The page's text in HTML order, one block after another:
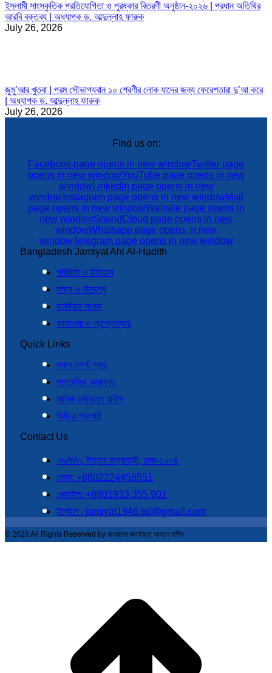
ইসলামী সাংস্কৃতিক প্রতিযোগিতা ও পুরষ্কার বিতরণী অনুষ্ঠান-২০২৬ | প্রধান অতিথির
আরবি বক্তব্য | অধ্যাপক ড. আব্দুল্লাহ ফারুক
July 26, 2026
জুমু’আর খুতবা | পরম সৌভাগ্যবান ১০ শ্রেণীর লোক যাদের জন্য ফেরেশতারা দু’আ করে
| অধ্যাপক ড. আব্দুল্লাহ ফারুক
July 26, 2026
Find us on:
Facebook page opens in new windowTwitter page
opens in new windowYouTube page opens in new
windowLinkedin page opens in new
windowInstagram page opens in new windowMail
page opens in new windowWebsite page opens in
new windowSoundCloud page opens in new
windowWhatsapp page opens in new
windowTelegram page opens in new window
Bangladesh Jamiyat Ahl Al-Hadith
পরিচিতি ও ইতিহাস
লক্ষ্য-ও-উদ্দেশ্য
জমঈয়ত সংবাদ
ফাতাওয়া ও প্রশ্নোত্তর
Quick Links
সকল পোস্ট সমূহ
সাপ্তাহিক আরাফাত
মাসিক তর্জুমানুল হাদীস
ভিডিও গ্যালারী
Contact Us
৭৯/ক/৩, উত্তর যাত্রাবাড়ী, ঢাকা-১২০৪
ফোন: +8802224458551
মোবাইল: +8801933 355 901
ইমেইল : jamiyat1946.bd@gmail.com
© 2026 All Rights Reserved by বাংলাদেশ জমঈয়তে আহলে হাদীস